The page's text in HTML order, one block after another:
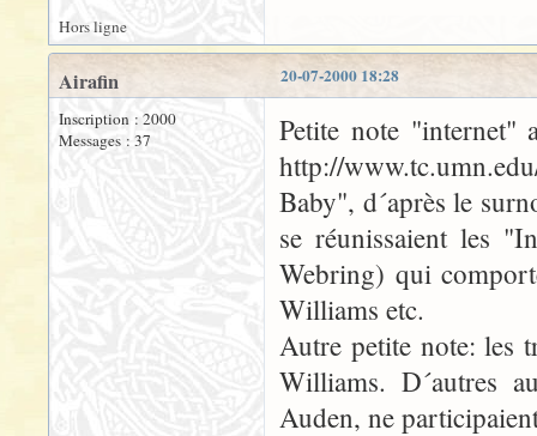
Hors ligne
20-07-2000 18:28
Airafin
Inscription : 2000
Messages : 37
Petite note
http://
Baby", d´après le
se réunissaient les
Webring) qui
Williams etc.
Autre petite note: les
Williams. D´autres
Auden, ne